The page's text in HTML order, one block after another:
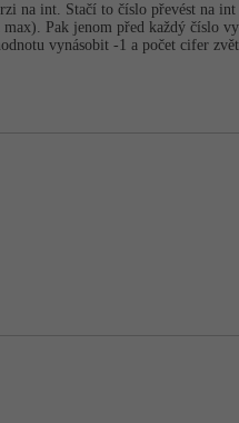
na int. Stačí to číslo převést na
Pak jenom před každý číslo
vynásobit -1 a počet cifer